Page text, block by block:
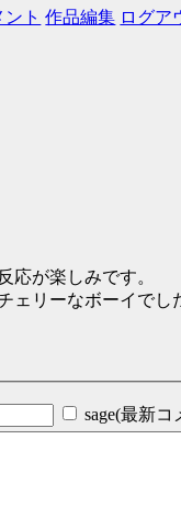
ト 作品編集 ログア
応が楽しみです。
ェリーなボーイでし
sage(最新